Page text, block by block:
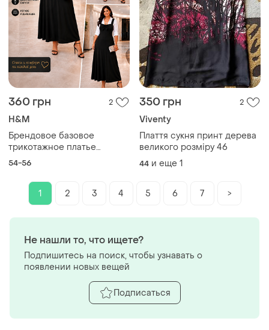
360 грн 2
H&M
Брендовое базовое
трикотажное платье
сарафан большого размера
54-56
350 грн 2
Viventy
Плаття сукня принт дерева
великого розміру 46
44 и еще 1
1 2 3 4 5 6 7 >
Не нашли то, что ищете?
Подпишитесь на поиск, чтобы узнавать о
появлении новых вещей
Подписаться